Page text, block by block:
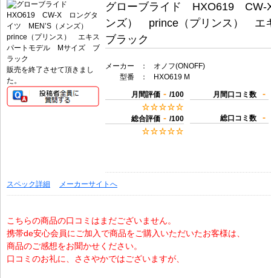
販売を終了させて頂きまし
た。
グローブライド HXO619
ンズ） prince（プリンス）
ブラック
メーカー ：
オノフ(ONOFF)
型番
： HXO619 M
月間評価 - /100
総合評価 - /100
月間口コミ数 -
総口コミ数 -
スペック詳細 メーカーサイトへ
こちらの商品の口コミはまだございません。
携帯de安心会員にご加入で商品をご購入いただいたお客様は、
商品のご感想をお聞かせください。
口コミのお礼に、ささやかではございますが、